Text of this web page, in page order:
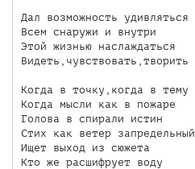
Дал возможность удивляться
Всем снаружи и внутри
Этой жизнью наслаждаться
Видеть,чувствовать,творить
Когда в точку,когда в тему
Когда мысли как в пожаре
Голова в спирали истин
Стих как ветер запредельный
Ищет выход из сюжета
Кто же расшифрует воду